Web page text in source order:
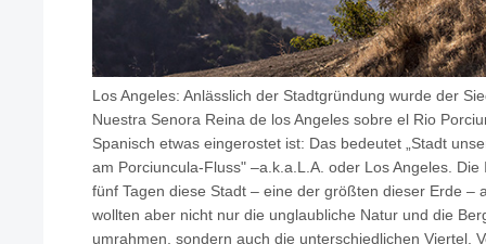
Los Angeles: Anlässlich der Stadtgründung wurde der
Nuestra Senora Reina de los Angeles sobre el Rio
Spanisch etwas eingerostet ist: Das bedeutet „Stadt
am Porciuncula-Fluss" –a.k.a.L.A. oder Los Angeles.
fünf Tagen diese Stadt – eine der größten dieser Erde –
wollten aber nicht nur die unglaubliche Natur und die
umrahmen, sondern auch die unterschiedlichen Viertel,